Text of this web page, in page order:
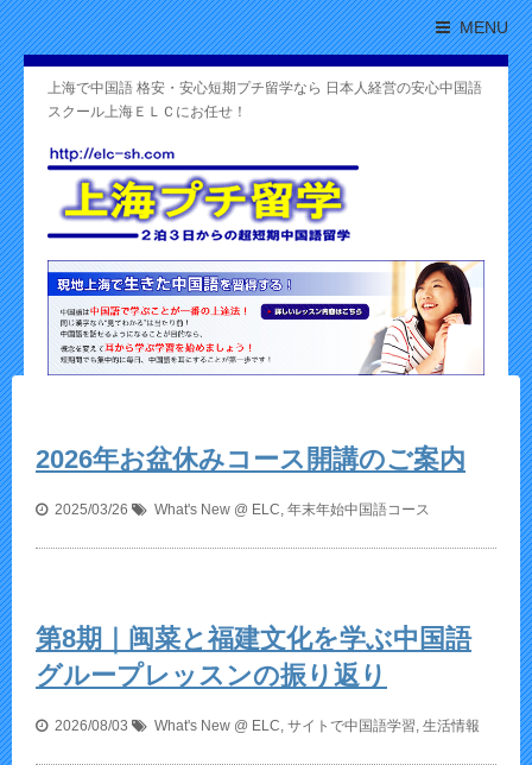
MENU
上海で中国語 格安・安心短期プチ留学なら 日本人経営の安心中国語
スクール上海ＥＬＣにお任せ！
2026年お盆休みコース開講のご案内
2025/03/26 What's New @ ELC 年末年始中国語コース
第8期｜闽菜と福建文化を学ぶ中国語
グループレッスンの振り返り
2026/08/03 What's New @ ELC サイトで中国語学習 生活情報